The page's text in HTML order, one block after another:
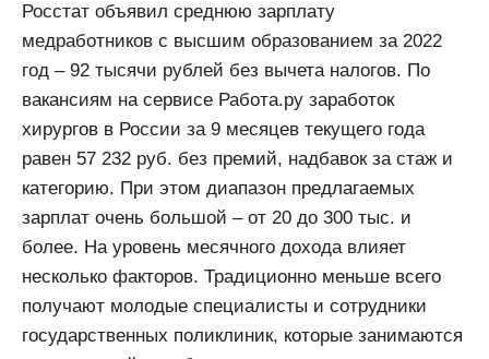
Росстат объявил среднюю зарплату
медработников с высшим образованием за 2022
год – 92 тысячи рублей без вычета налогов. По
вакансиям на сервисе Работа.ру заработок
хирургов в России за 9 месяцев текущего года
равен 57 232 руб. без премий, надбавок за стаж и
категорию. При этом диапазон предлагаемых
зарплат очень большой – от 20 до 300 тыс. и
более. На уровень месячного дохода влияет
несколько факторов. Традиционно меньше всего
получают молодые специалисты и сотрудники
государственных поликлиник, которые занимаются